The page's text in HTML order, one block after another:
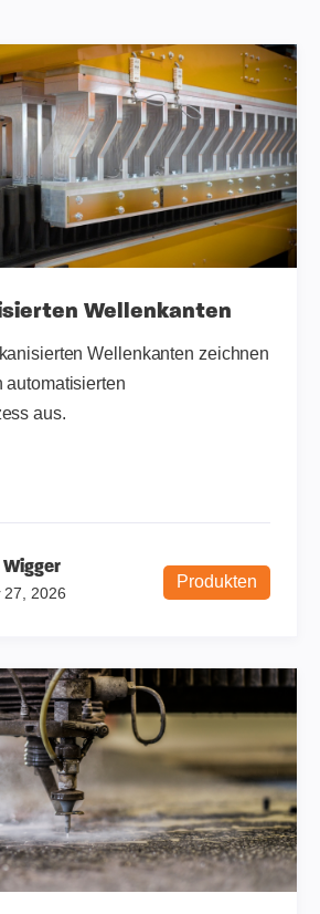
Wellenkanten
Wellenkanten zeichnen
automatisierten
aus.
Wigger
27, 2026
Produkten